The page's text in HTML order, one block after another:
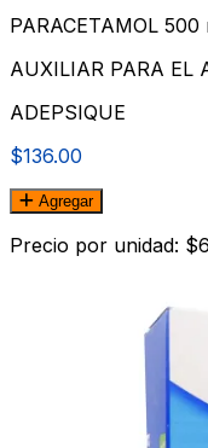
PARACETAMOL
AUXILIAR PARA EL
ADEPSIQUE
$136.00
Agregar
Precio por unidad: